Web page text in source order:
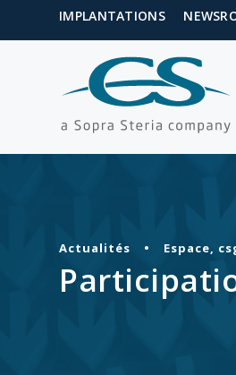
IMPLANTATIONS
Actualités • Espace,